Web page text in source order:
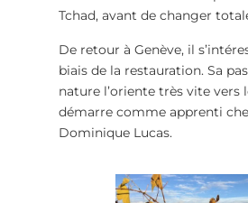
Tchad, avant de changer
De retour à Genève, il
biais de la restauration. Sa
nature l’oriente très vite vers
démarre comme apprenti
Dominique Lucas.